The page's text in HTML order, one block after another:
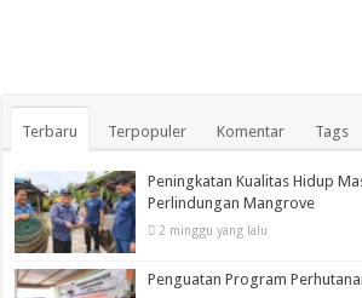
Terbaru Terpopuler Komentar Tags
Peningkatan Kualitas Hidup
Perlindungan Mangrove
2 minggu yang lalu
Penguatan Program